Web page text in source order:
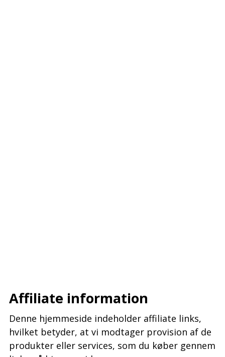
Affiliate information
Denne hjemmeside indeholder affiliate links,
hvilket betyder, at vi modtager provision af de
produkter eller services, som du køber gennem